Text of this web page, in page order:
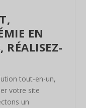
EN
RÉALISEZ-
tout-en-un,
votre site
un